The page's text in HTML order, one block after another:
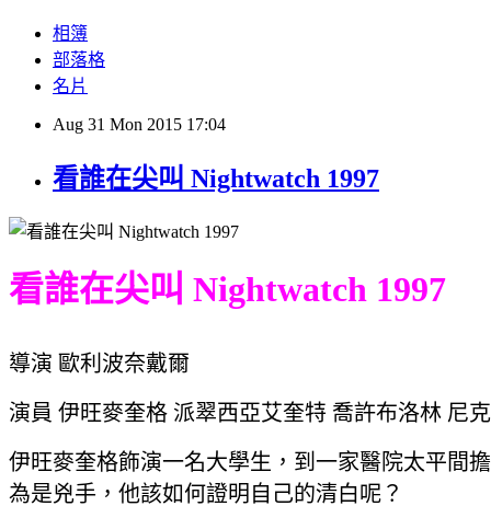
相簿
部落格
名片
Aug 31 Mon 2015 17:04
看誰在尖叫 Nightwatch 1997
看誰在尖叫 Nightwatch 1997
導演 歐利波奈戴爾
演員 伊旺麥奎格 派翠西亞艾奎特 喬許布洛林 尼
伊旺麥奎格飾演一名大學生，到一家醫院太平間
為是兇手，他該如何證明自己的清白呢？